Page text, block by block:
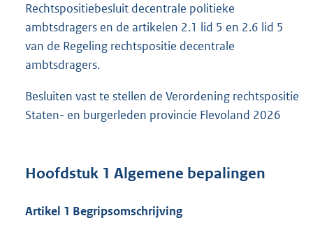
Rechtspositiebesluit decentrale politieke
ambtsdragers en de artikelen 2.1 lid 5 en 2.6 lid 5
van de Regeling rechtspositie decentrale
ambtsdragers.
Besluiten vast te stellen de Verordening rechtspositie
Staten- en burgerleden provincie Flevoland 2026
Hoofdstuk 1 Algemene bepalingen
Artikel 1 Begripsomschrijving